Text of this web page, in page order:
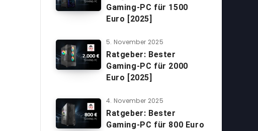
Gaming-PC für 1500
Euro [2025]
5. November 2025
Ratgeber: Bester
Gaming-PC für 2000
Euro [2025]
4. November 2025
Ratgeber: Bester
Gaming-PC für 800 Euro